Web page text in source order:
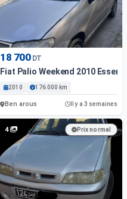
18 700 DT
Fiat Palio Weekend 2010
2010 176 000 km
Ben arous Il y a 3 semaines
4 Prix normal